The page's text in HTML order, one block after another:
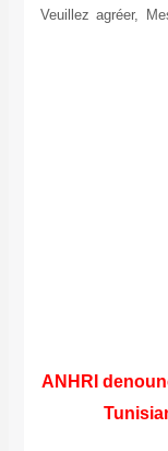
Veuillez agréer,
ANHRI